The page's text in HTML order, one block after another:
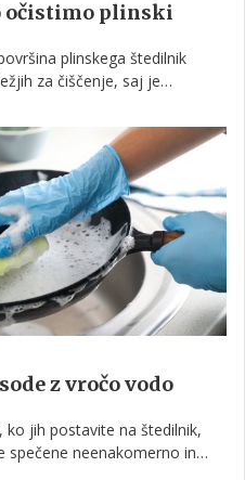
očistimo plinski
plinskega štedilnik
za čiščenje, saj je
olajšati.
z vročo vodo
ko jih postavite na štedilnik,
spečene neenakomerno in